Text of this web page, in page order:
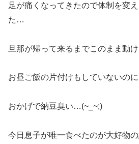
足が痛くなってきたので体制を変
た…
旦那が帰って来るまでこのまま動
お昼ご飯の片付けもしていないのに
おかげで納豆臭い…(~_~;)
今日息子が唯一食べたのが大好物の